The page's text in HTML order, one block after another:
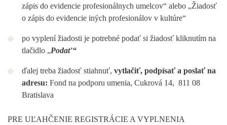
zápis do evidencie profesionálnych umelcov“ alebo „Žiadosť
o zápis do evidencie iných profesionálov v kultúre“
po vyplení žiadosti je potrebné podať si žiadosť kliknutím na
tlačidlo „Podať“
ďalej treba žiadosť stiahnuť, vytlačiť, podpísať a poslať na
adresu: Fond na podporu umenia, Cukrová 14, 811 08
Bratislava
PRE UĽAHČENIE REGISTRÁCIE A VYPLNENIA